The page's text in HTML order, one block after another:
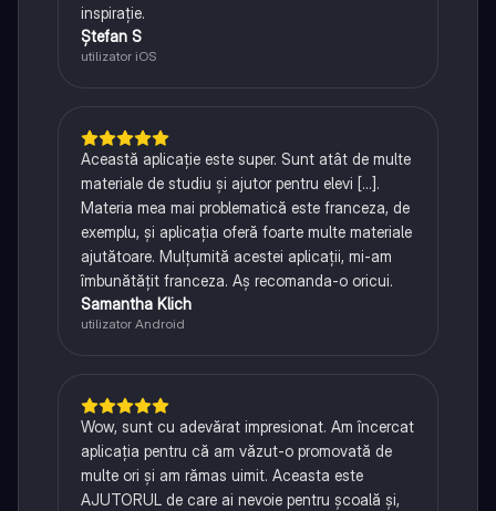
inspirație.
Ștefan S
utilizator iOS
Această aplicație este super. Sunt atât de multe
materiale de studiu și ajutor pentru elevi [...].
Materia mea mai problematică este franceza, de
exemplu, și aplicația oferă foarte multe materiale
ajutătoare. Mulțumită acestei aplicații, mi-am
îmbunătățit franceza. Aș recomanda-o oricui.
Samantha Klich
utilizator Android
Wow, sunt cu adevărat impresionat. Am încercat
aplicația pentru că am văzut-o promovată de
multe ori și am rămas uimit. Aceasta este
AJUTORUL de care ai nevoie pentru școală și,